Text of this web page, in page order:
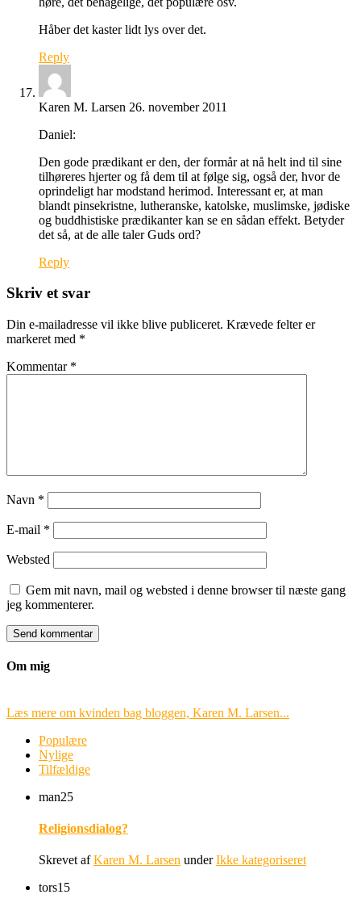
Håber det kaster lidt lys over det.
Reply
Karen M. Larsen 26. november 2011
Daniel:
Den gode prædikant er den, der formår at nå helt ind til sine
tilhøreres hjerter og få dem til at følge sig, også der, hvor de
oprindeligt har modstand herimod. Interessant er, at man
blandt pinsekristne, lutheranske, katolske, muslimske, jødiske
og buddhistiske prædikanter kan se en sådan effekt. Betyder
det så, at de alle taler Guds ord?
Reply
Skriv et svar
Din e-mailadresse vil ikke blive publiceret. Krævede felter er
markeret med *
Kommentar *
Navn *
E-mail *
Websted
Gem mit navn, mail og websted i denne browser til næste gang
jeg kommenterer.
Om mig
Læs mere om kvinden bag bloggen, Karen M. Larsen...
Populære
Nylige
Tilfældige
man25
Religionsdialog?
Skrevet afKaren M. Larsen underIkke kategoriseret
tors15